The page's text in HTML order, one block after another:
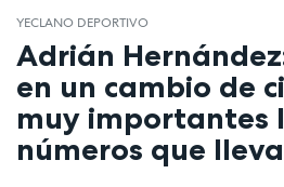
YECLANO DEPORTIVO
Adrián
en un cambio de
muy importantes
números que